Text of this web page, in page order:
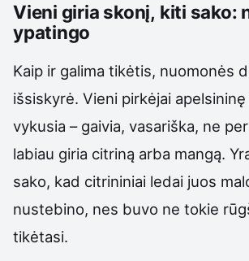
Vieni giria skonį, kiti sako:
ypatingo
Kaip ir galima tikėtis, nuomonės
išsiskyrė. Vieni pirkėjai
vykusia – gaivia, vasariška, ne
labiau giria citriną arba mangą.
sako, kad citrininiai ledai juos
nustebino, nes buvo ne tokie
tikėtasi.